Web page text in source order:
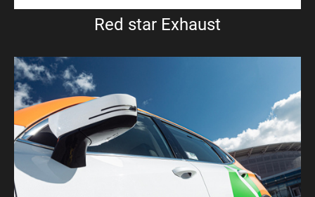
Red star Exhaust